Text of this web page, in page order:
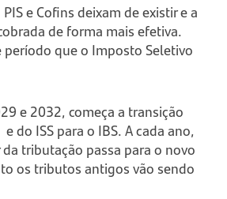
e Cofins deixam de existir e a
de forma mais efetiva.
período que o Imposto Seletivo
e 2032, começa a transição
do ISS para o IBS. A cada ano,
tributação passa para o novo
os tributos antigos vão sendo